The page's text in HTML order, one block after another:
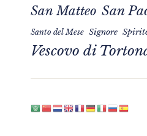
San Matteo San
Santo del Mese Signore
Vescovo di